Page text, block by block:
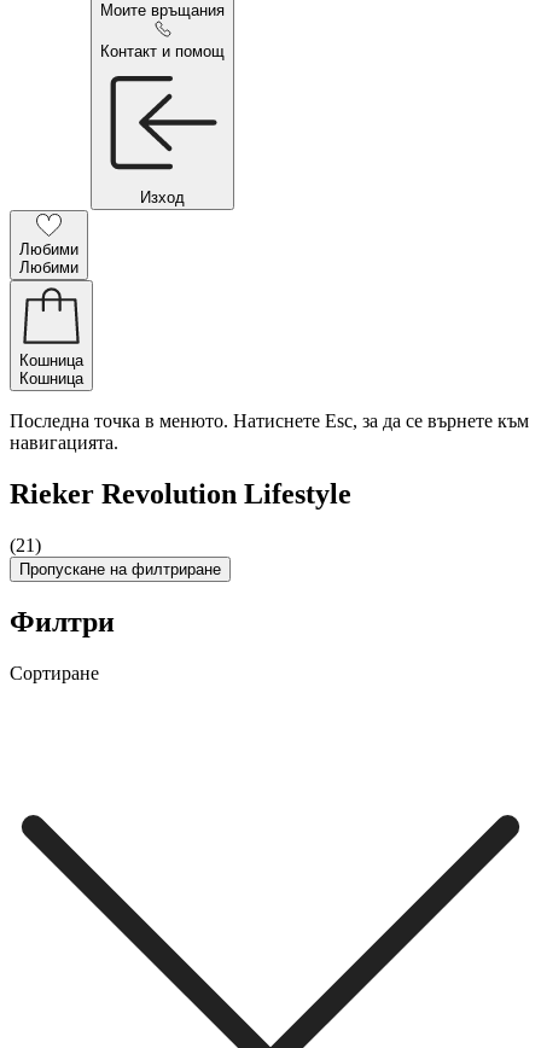
Моите връщания
Контакт и помощ
Изход
Любими
Любими
Кошница
Кошница
Последна точка в менюто. Натиснете Esc, за да се върнете към
навигацията.
Rieker Revolution Lifestyle
(21)
Пропускане на филтриране
Филтри
Сортиране